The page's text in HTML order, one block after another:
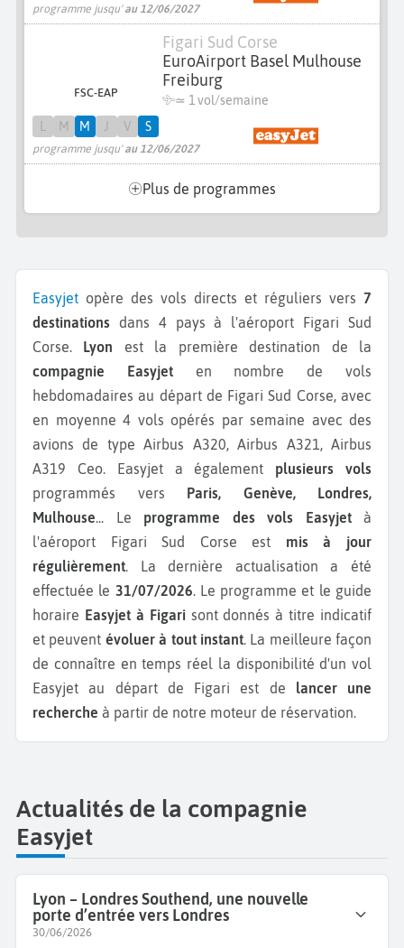
programme jusqu'au 12/06/2027
FSC-EAP
Figari Sud Corse
EuroAirport Basel Mulhouse
Freiburg
≃ 1 vol/semaine
programme jusqu'au 12/06/2027
M M J V S
Plus de programmes
Easyjet opère des vols directs et réguliers vers 7
destinations dans 4 pays à l'aéroport Figari Sud
Corse. Lyon est la première destination de la
compagnie Easyjeten nombre de vols
hebdomadaires au départ de Figari Sud Corse, avec
en moyenne 4 vols opérés par semaine avec des
avions de type Airbus A320, Airbus A321, Airbus
A319 Ceo. Easyjet a également plusieurs vols
programmés vers Paris, Genève, Londres,
Mulhouse... Le programme des vols Easyjetà
l'aéroport Figari Sud Corse est mis à jour
régulièrement. La dernière actualisation a été
effectuée le 31/07/2026. Le programme et le guide
horaire Easyjet à Figarisont donnés à titre indicatif
et peuvent évoluer à tout instant. La meilleure façon
de connaître en temps réel la disponibilité d'un vol
Easyjet au départ de Figari est de lancer une
recherche à partir de notre moteur de réservation.
Actualités de la compagnie
Easyjet
Lyon – Londres Southend, une nouvelle
porte d’entrée vers Londres
30/06/2026